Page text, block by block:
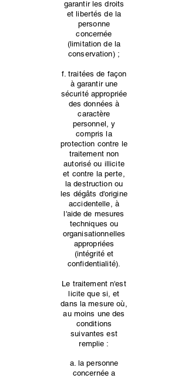
garantir les droits
et libertés de la
personne
concernée
(limitation de la
conservation) ;
f. traitées de façon
à garantir une
sécurité appropriée
des données à
caractère
personnel, y
compris la
protection contre le
traitement non
autorisé ou illicite
et contre la perte,
la destruction ou
les dégâts d'origine
accidentelle, à
l'aide de mesures
techniques ou
organisationnelles
appropriées
(intégrité et
confidentialité).
Le traitement n'est
licite que si, et
dans la mesure où,
au moins une des
conditions
suivantes est
remplie :
a. la personne
concernée a